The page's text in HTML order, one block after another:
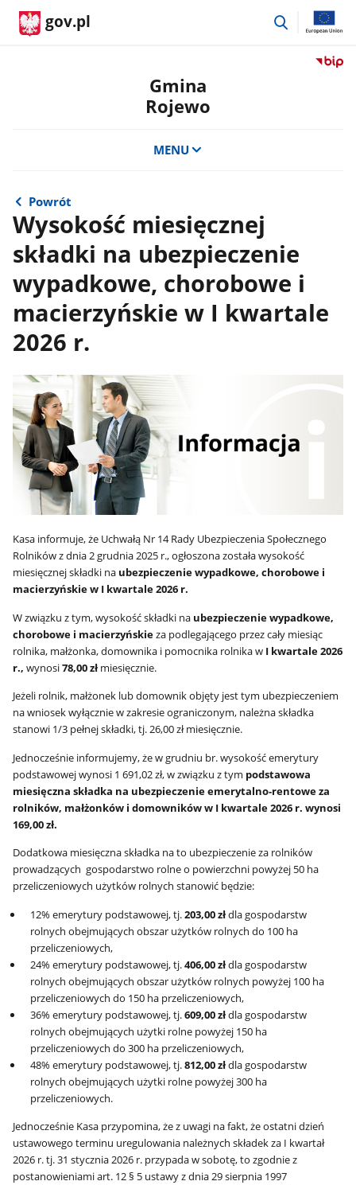
gov.pl
przejdź
Przejdź
Gmina
Rojewo
MENU
Powrót
Wysokość miesięcznej
składki na ubezpieczenie
wypadkowe, chorobowe i
macierzyńskie w I kwartale
2026 r.
Kasa informuje, że Uchwałą Nr 14 Rady Ubezpieczenia Społecznego
Rolników z dnia 2 grudnia 2025 r., ogłoszona została wysokość
miesięcznej składki na ubezpieczenie wypadkowe, chorobowe i
macierzyńskie w I kwartale 2026 r.
W związku z tym, wysokość składki na ubezpieczenie wypadkowe,
chorobowe i macierzyńskieza podlegającego przez cały miesiąc
rolnika, małżonka, domownika i pomocnika rolnika w I kwartale 2026
r., wynosi78,00 złmiesięcznie.
Jeżeli rolnik, małżonek lub domownik objęty jest tym ubezpieczeniem
na wniosek wyłącznie w zakresie ograniczonym, należna składka
stanowi 1/3 pełnej składki, tj. 26,00 zł miesięcznie.
Jednocześnie informujemy, że w grudniu br. wysokość emerytury
podstawowej wynosi 1 691,02 zł, w związku z tym podstawowa
miesięczna składka na ubezpieczenie emerytalno-rentowe za
rolników, małżonków i domowników w I kwartale 2026 r. wynosi
169,00 zł.
Dodatkowa miesięczna składka na to ubezpieczenie za rolników
prowadzących gospodarstwo rolne o powierzchni powyżej 50 ha
przeliczeniowych użytków rolnych stanowić będzie:
12% emerytury podstawowej, tj.203,00 złdla gospodarstw
rolnych obejmujących obszar użytków rolnych do 100 ha
przeliczeniowych,
24% emerytury podstawowej, tj.406,00 złdla gospodarstw
rolnych obejmujących obszar użytków rolnych powyżej 100 ha
przeliczeniowych do 150 ha przeliczeniowych,
36% emerytury podstawowej, tj.609,00 złdla gospodarstw
rolnych obejmujących użytki rolne powyżej 150 ha
przeliczeniowych do 300 ha przeliczeniowych,
48% emerytury podstawowej, tj.812,00 złdla gospodarstw
rolnych obejmujących użytki rolne powyżej 300 ha
przeliczeniowych.
Jednocześnie Kasa przypomina, że z uwagi na fakt, że ostatni dzień
ustawowego terminu uregulowania należnych składek za I kwartał
2026 r. tj. 31 stycznia 2026 r. przypada w sobotę, to zgodnie z
postanowieniami art. 12 § 5 ustawy z dnia 29 sierpnia 1997